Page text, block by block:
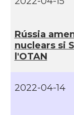
Rússia
nuclears si
l'OTAN
2022-04-14